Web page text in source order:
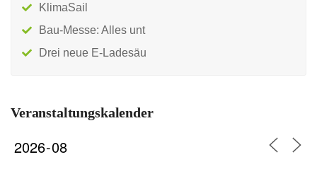
KlimaSail
Bau-Messe: Alles unt
Drei neue E-Ladesäu
Veranstaltungskalender